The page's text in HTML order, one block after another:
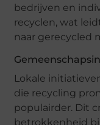
bedrijven en
recyclen, wat
naar gerecycled
Lokale
die recycling
populairder. Dit
betrokkenheid